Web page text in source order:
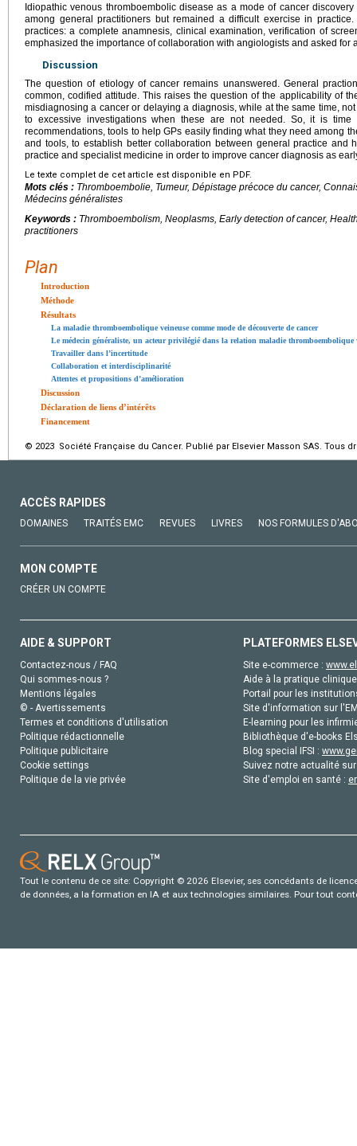
Idiopathic venous thromboembolic disease as a mode of cancer
among general practitioners but remained a difficult exercise in
practices: a complete anamnesis, clinical examination, verification of
emphasized the importance of collaboration with angiologists and asked for
Discussion
The question of etiology of cancer remains unanswered. General
common, codified attitude. This raises the question of the applicability of
misdiagnosing a cancer or delaying a diagnosis, while at the same time,
to excessive investigations when these are not needed. So, it is
recommendations, tools to help GPs easily finding what they need among
and tools, to establish better collaboration between general practice and
practice and specialist medicine in order to improve cancer diagnosis as
Le texte complet de cet article est disponible en PDF.
Mots clés : Thromboembolie, Tumeur, Dépistage précoce du cancer,
Médecins généralistes
Keywords : Thromboembolism, Neoplasms, Early detection of cancer,
practitioners
Plan
Introduction
Méthode
Résultats
La maladie thromboembolique veineuse comme mode de découverte de cancer
Le médecin généraliste, un acteur privilégié dans la relation maladie thromboembolique
Travailler dans l’incertitude
Collaboration et interdisciplinarité
Attentes et propositions d’amélioration
Discussion
Déclaration de liens d’intérêts
Financement
© 2023 Société Française du Cancer. Publié par Elsevier Masson SAS. Tous
ACCÈS RAPIDES
DOMAINES TRAITÉS EMC REVUES LIVRES NOS FORMULES
MON COMPTE
CRÉER UN COMPTE
AIDE & SUPPORT
Contactez-nous / FAQ
Qui sommes-nous ?
Mentions légales
© - Avertissements
Termes et conditions d'utilisation
Politique rédactionnelle
Politique publicitaire
Cookie settings
Politique de la vie privée
PLATEFORMES
Site e-commerce :
Aide à la pratique
Portail pour les
Site d'information sur
E-learning pour les
Bibliothèque d'e-books
Blog special IFSI :
Suivez notre actualité
Site d'emploi en santé :
Tout le contenu de ce site: Copyright © 2026 Elsevier, ses concédants de
de données, a la formation en IA et aux technologies similaires. Pour tout